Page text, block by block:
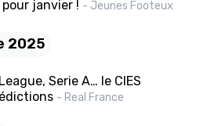
janvier ! - Jeunes Footeux
2025
Serie A… le CIES
- Real France